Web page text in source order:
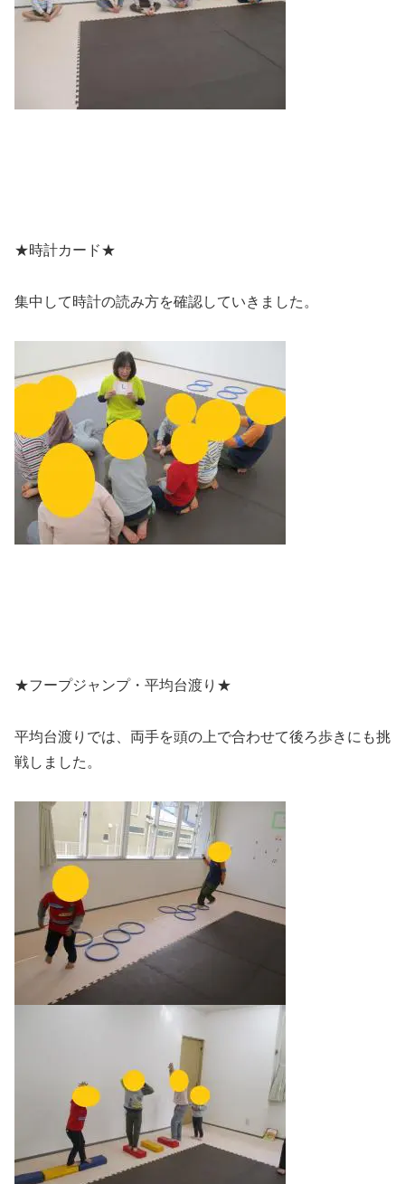
★時計カード★
集中して時計の読み方を確認していきました。
★フープジャンプ・平均台渡り★
平均台渡りでは、両手を頭の上で合わせて後ろ歩きにも挑
戦しました。